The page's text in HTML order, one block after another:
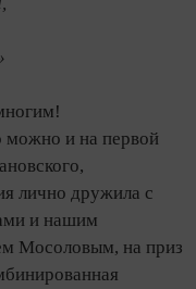
можно и на первой
лично дружила с
и нашим
Мосоловым, на приз